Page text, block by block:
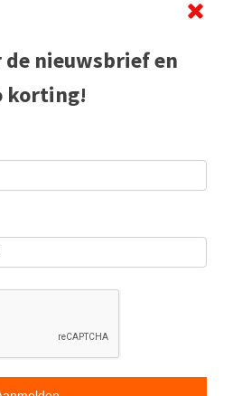
de nieuwsbrief en
korting!